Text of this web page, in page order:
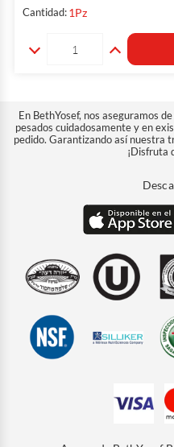
Cantidad: 1Pz
En BethYosef, nos aseguramos
pesados cuidadosamente y en
pedido. Garantizando así nuestra
¡Disfruta